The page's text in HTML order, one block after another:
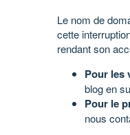
Le nom de
cette
rendant son
Pour les
blog en
Pour le
nous